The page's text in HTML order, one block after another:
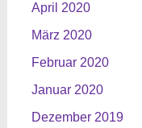
April 2020
März 2020
Februar 2020
Januar 2020
Dezember 2019